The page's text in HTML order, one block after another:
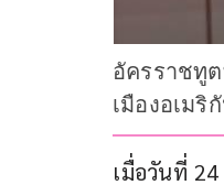
อัครราชทู
เมืองอเมริ
เมื่อวันที่